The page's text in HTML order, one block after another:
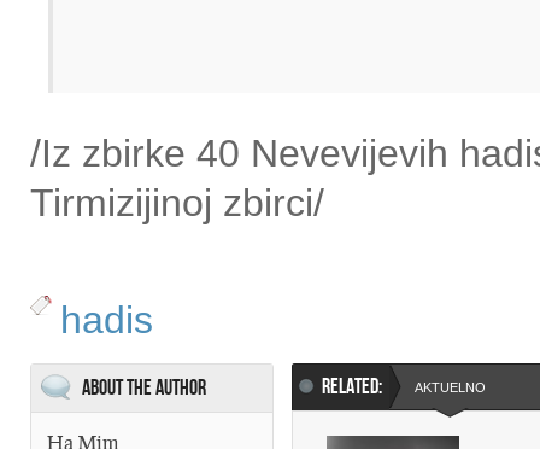
/Iz zbirke 40 Nevevijevih
Tirmizijinoj zbirci/
hadis
About the Author
Ha Mim
RELATED: AKTUELNO